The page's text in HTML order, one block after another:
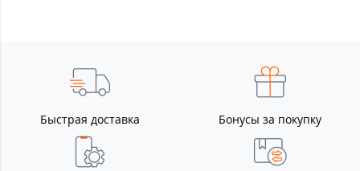
Быстрая доставка Бонусы за покупку